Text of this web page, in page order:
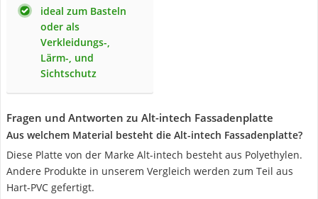
ideal zum Basteln
oder als
Verkleidungs-,
Lärm-, und
Sichtschutz
Fragen und Antworten zu Alt-intech Fassadenplatte
Aus welchem Material besteht die Alt-intech Fassadenplatte?
Diese Platte von der Marke Alt-intech besteht aus Polyethylen.
Andere Produkte in unserem Vergleich werden zum Teil aus
Hart-PVC gefertigt.